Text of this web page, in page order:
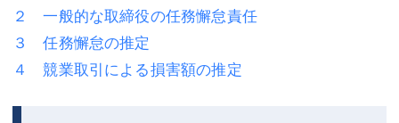
企業法務
労働問題（解雇，残業等）
労働問題（解雇，残業等）
刑事弁護
２ 一般的な取締役の任務懈怠責任
３ 任務懈怠の推定
４ 競業取引による損害額の推定